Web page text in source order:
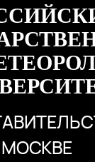
МОСКВЕ